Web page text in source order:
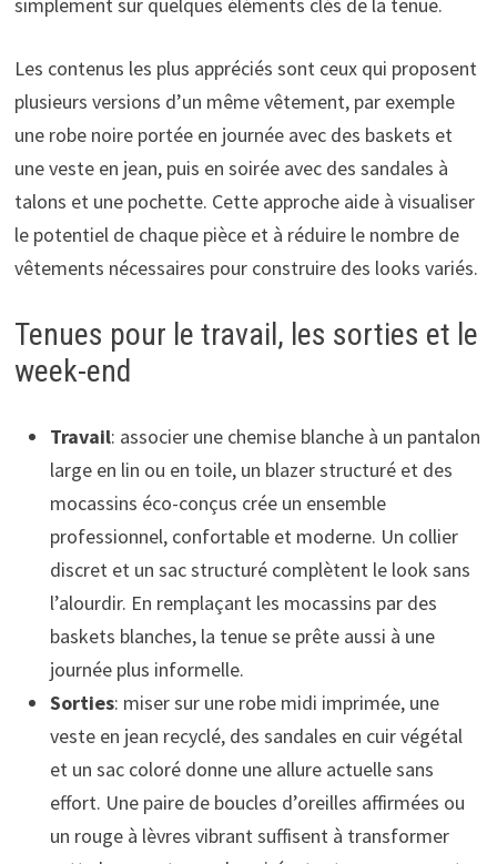
Les contenus les plus appréciés sont ceux qui proposent
plusieurs versions d’un même vêtement, par exemple
une robe noire portée en journée avec des baskets et
une veste en jean, puis en soirée avec des sandales à
talons et une pochette. Cette approche aide à visualiser
le potentiel de chaque pièce et à réduire le nombre de
vêtements nécessaires pour construire des looks variés.
Tenues pour le travail, les sorties et le
week-end
Travail: associer une chemise blanche à un pantalon
large en lin ou en toile, un blazer structuré et des
mocassins éco-conçus crée un ensemble
professionnel, confortable et moderne. Un collier
discret et un sac structuré complètent le look sans
l’alourdir. En remplaçant les mocassins par des
baskets blanches, la tenue se prête aussi à une
journée plus informelle.
Sorties: miser sur une robe midi imprimée, une
veste en jean recyclé, des sandales en cuir végétal
et un sac coloré donne une allure actuelle sans
effort. Une paire de boucles d’oreilles affirmées ou
un rouge à lèvres vibrant suffisent à transformer